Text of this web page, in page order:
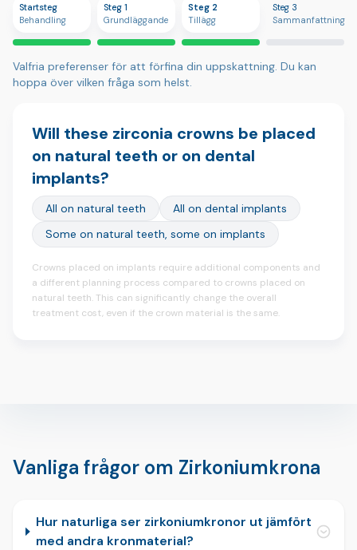
Startsteg
Behandling
Steg 1
Grundläggande
Steg 2
Tillägg
Steg 3
Sammanfattning
Valfria preferenser för att förfina din uppskattning. Du kan
hoppa över vilken fråga som helst.
Will these zirconia crowns be placed
on natural teeth or on dental
implants?
All on natural teeth
All on dental implants
Some on natural teeth, some on implants
Crowns placed on implants require additional components and
a different planning process compared to crowns placed on
natural teeth. This can significantly change the overall
treatment cost, even if the crown material is the same.
Vanliga frågor om Zirkoniumkrona
Hur naturliga ser zirkoniumkronor ut jämfört
med andra kronmaterial?